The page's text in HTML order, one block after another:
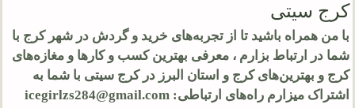
کرج سیتی
با من همراه باشید تا از تجربه‌های خرید و گردش در شهر کرج با
شما در ارتباط بزارم ، معرفی بهترین کسب و کارها و مغازه‌های
کرج و بهترین‌های کرج و استان البرز در کرج سیتی با شما به
اشتراک میزارم راه‌های ارتباطی: icegirlzs284@gmail.com